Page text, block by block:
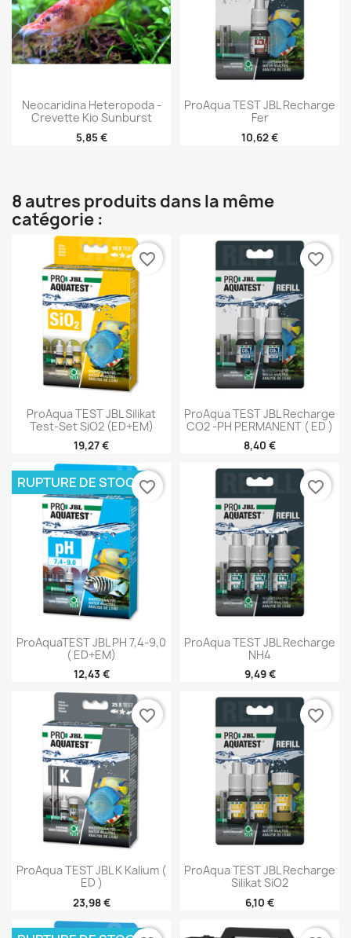
0-0,2 mg/l Aquarium d'eau de mer : 0-0,2 mg/l
Bassin : 0-0,2 mg/l
Neocaridina Heteropoda -
Crevette Kio Sunburst
5,85 €
ProAqua TEST JBL Recharge
Fer
10,62 €
8 autres produits dans la même
catégorie :
ProAqua TEST JBL Silikat
Test-Set SiO2 (ED+EM)
19,27 €
favorite_border
ProAqua TEST JBL Recharge
CO2 -PH PERMANENT ( ED )
8,40 €
favorite_border
ProAquaTEST JBL PH 7,4-9,0
( ED+EM)
12,43 €
RUPTURE DE STOCKfavorite_border
ProAqua TEST JBL Recharge
NH4
9,49 €
favorite_border
ProAqua TEST JBL K Kalium (
ED )
23,98 €
favorite_border
ProAqua TEST JBL Recharge
Silikat SiO2
6,10 €
favorite_border